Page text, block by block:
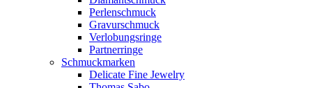
Perlenschmuck
Gravurschmuck
Verlobungsringe
Partnerringe
Schmuckmarken
Delicate Fine Jewelry